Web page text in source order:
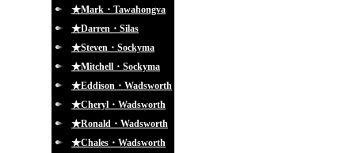
★Mark・Tawahongva
★Darren・Silas
★Steven・Sockyma
★Mitchell・Sockyma
★Eddison・Wadsworth
★Cheryl・Wadsworth
★Ronald・Wadsworth
★Chales・Wadsworth